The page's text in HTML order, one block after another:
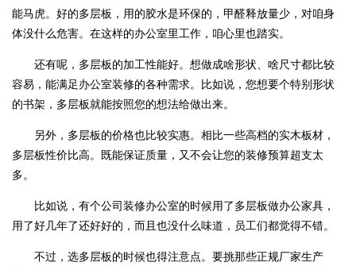
能马虎。好的多层板，用的胶水是环保的，甲醛释放量少，对咱身
体没什么危害。在这样的办公室里工作，咱心里也踏实。
还有呢，多层板的加工性能好。想做成啥形状、啥尺寸都比较
容易，能满足办公室装修的各种需求。比如说，您想要个特别形状
的书架，多层板就能按照您的想法给做出来。
另外，多层板的价格也比较实惠。相比一些高档的实木板材，
多层板性价比高。既能保证质量，又不会让您的装修预算超支太
多。
比如说，有个公司装修办公室的时候用了多层板做办公家具，
用了好几年了还好好的，而且也没什么味道，员工们都觉得不错。
不过，选多层板的时候也得注意点。要挑那些正规厂家生产